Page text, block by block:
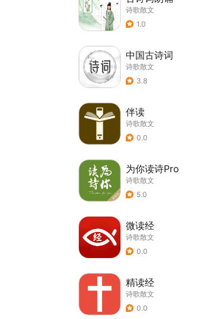
诗歌散文
1.0
中国古诗词
诗歌散文
3.8
伴读
诗歌散文
0.0
为你读诗Pro
诗歌散文
5.0
微读经
诗歌散文
0.0
精读经
诗歌散文
0.0